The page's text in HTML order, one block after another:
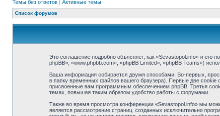
Темы без ответов | Активные темы
Список форумов
Это соглашение подробно объясняет, как «Sevastopol.info» и
phpBB», «www.phpbb.com», «phpBB Limited», «phpBB Teams»)
Ваша информация собирается двумя способами. Во-первых,
в папку временных файлов вашего браузера). Первые две cookie
присвоенные вам программным обеспечением phpBB. Третья
темах, повышая таким образом удобство работы с форумами.
Также во время просмотра конференции «Sevastopol.info» мы
является рассмотрение страниц, созданных исключительно